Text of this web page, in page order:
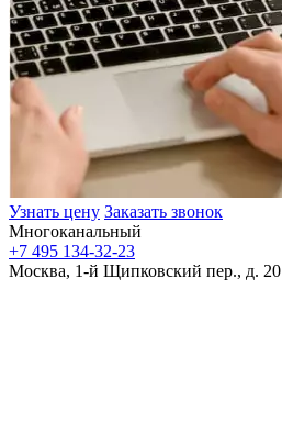
Узнать цену Заказать звонок
Многоканальный
+7 495 134-32-23
Москва, 1-й Щипковский пер., д. 20